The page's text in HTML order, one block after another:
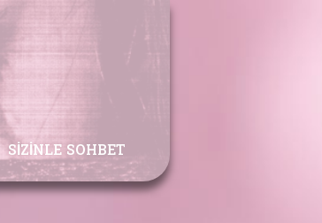
SIZINLE SOHBET